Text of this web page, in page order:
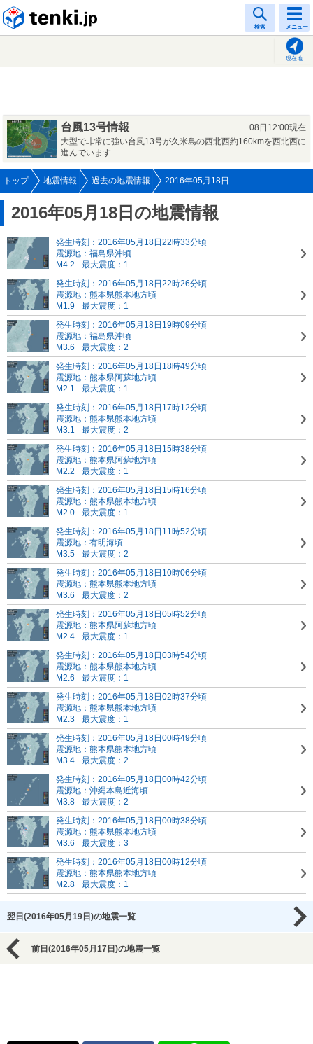
検索 メニュー
現在地
台風13号情報
08日12:00現在
大型で非常に強い台風13号が久米島の西北西約160kmを西北西に
進んでいます
トップ 地震情報 過去の地震情報 2016年05月18日
2016年05月18日の地震情報
発生時刻：2016年05月18日22時33分頃
震源地：福島県沖頃
M4.2
最大震度：1
発生時刻：2016年05月18日22時26分頃
震源地：熊本県熊本地方頃
M1.9
最大震度：1
発生時刻：2016年05月18日19時09分頃
震源地：福島県沖頃
M3.6
最大震度：2
発生時刻：2016年05月18日18時49分頃
震源地：熊本県阿蘇地方頃
M2.1
最大震度：1
発生時刻：2016年05月18日17時12分頃
震源地：熊本県熊本地方頃
M3.1
最大震度：2
発生時刻：2016年05月18日15時38分頃
震源地：熊本県阿蘇地方頃
M2.2
最大震度：1
発生時刻：2016年05月18日15時16分頃
震源地：熊本県熊本地方頃
M2.0
最大震度：1
発生時刻：2016年05月18日11時52分頃
震源地：有明海頃
M3.5
最大震度：2
発生時刻：2016年05月18日10時06分頃
震源地：熊本県熊本地方頃
M3.6
最大震度：2
発生時刻：2016年05月18日05時52分頃
震源地：熊本県阿蘇地方頃
M2.4
最大震度：1
発生時刻：2016年05月18日03時54分頃
震源地：熊本県熊本地方頃
M2.6
最大震度：1
発生時刻：2016年05月18日02時37分頃
震源地：熊本県熊本地方頃
M2.3
最大震度：1
発生時刻：2016年05月18日00時49分頃
震源地：熊本県熊本地方頃
M3.4
最大震度：2
発生時刻：2016年05月18日00時42分頃
震源地：沖縄本島近海頃
M3.8
最大震度：2
発生時刻：2016年05月18日00時38分頃
震源地：熊本県熊本地方頃
M3.6
最大震度：3
発生時刻：2016年05月18日00時12分頃
震源地：熊本県熊本地方頃
M2.8
最大震度：1
翌日(2016年05月19日)の地震一覧
前日(2016年05月17日)の地震一覧